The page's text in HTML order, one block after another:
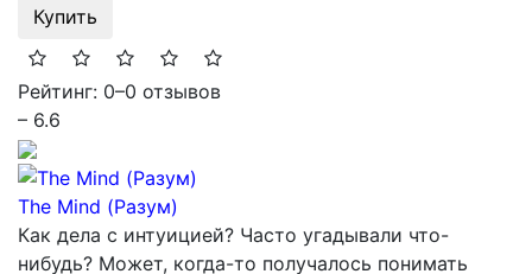
Купить
Рейтинг: 0–0 отзывов
– 6.6
The Mind (Разум)
Как дела с интуицией? Часто угадывали что-
нибудь? Может, когда-то получалось понимать